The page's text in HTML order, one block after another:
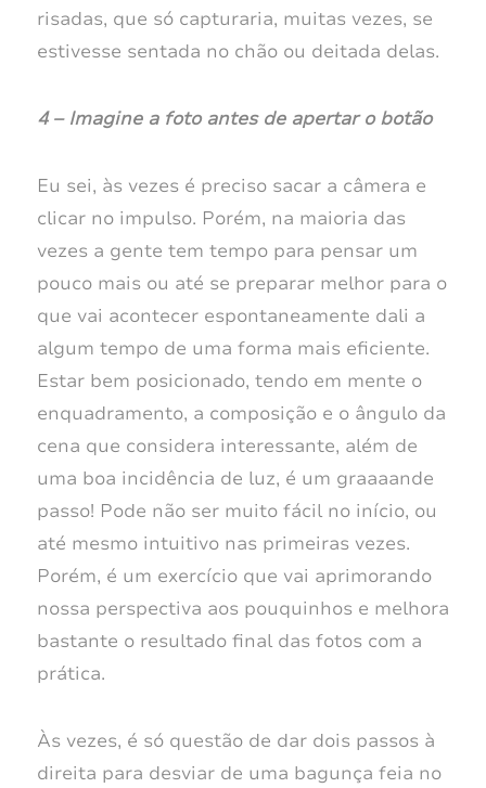
risadas, que só capturaria, muitas vezes, se
estivesse sentada no chão ou deitada delas.
4 – Imagine a foto antes de apertar o botão
Eu sei, às vezes é preciso sacar a câmera e
clicar no impulso. Porém, na maioria das
vezes a gente tem tempo para pensar um
pouco mais ou até se preparar melhor para o
que vai acontecer espontaneamente dali a
algum tempo de uma forma mais eficiente.
Estar bem posicionado, tendo em mente o
enquadramento, a composição e o ângulo da
cena que considera interessante, além de
uma boa incidência de luz, é um graaaande
passo! Pode não ser muito fácil no início, ou
até mesmo intuitivo nas primeiras vezes.
Porém, é um exercício que vai aprimorando
nossa perspectiva aos pouquinhos e melhora
bastante o resultado final das fotos com a
prática.
Às vezes, é só questão de dar dois passos à
direita para desviar de uma bagunça feia no